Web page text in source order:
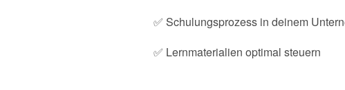
✅ Schulungsprozess in deinem
✅ Lernmaterialien optimal steuern